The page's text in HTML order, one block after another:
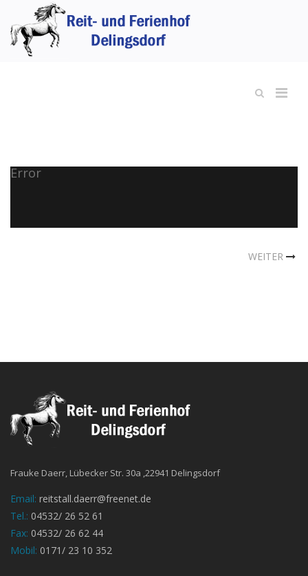
Error
WEITER
Frauke Daerr, Lübecker Str. 30a ,22941 Delingsdorf
Email: reitstall.daerr@freenet.de
Tel.: 04532/ 26 52 61
Fax: 04532/ 26 62 44
Mobil: 0171/ 23 10 352